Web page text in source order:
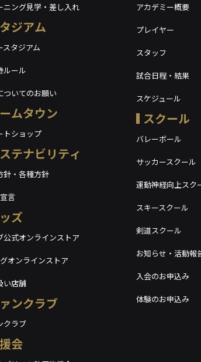
ニング見学・差し入れ
ジアム
スタジアム
ルール
ついてのお願い
ムタウン
トショップ
テナビリティ
針・各種方針
言
ズ
公式オンラインストア
オンラインストア
い店舗
ンクラブ
クラブ
会
アカデミー概要
プレイヤー
スタッフ
試合日程・結果
スケジュール
スクール
バレーボール
サッカースクール
運動神経向上スク
スキースクール
剣道スクール
お知らせ・活動報
入会のお申込み
体験のお申込み